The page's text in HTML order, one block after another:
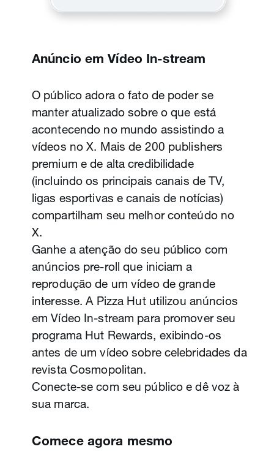
Anúncio em Vídeo In-stream
O público adora o fato de poder se
manter atualizado sobre o que está
acontecendo no mundo assistindo a
vídeos no X. Mais de 200 publishers
premium e de alta credibilidade
(incluindo os principais canais de TV,
ligas esportivas e canais de notícias)
compartilham seu melhor conteúdo no
X.
Ganhe a atenção do seu público com
anúncios pre-roll que iniciam a
reprodução de um vídeo de grande
interesse. A Pizza Hut utilizou anúncios
em Vídeo In-stream para promover seu
programa Hut Rewards, exibindo-os
antes de um vídeo sobre celebridades da
revista Cosmopolitan.
Conecte-se com seu público e dê voz à
sua marca.
Comece agora mesmo
Vídeo Promovido
Mantenha a fórmula simples. Um Vídeo
Promovido permite promover o vídeo da
conta de uma marca no X. Ele é
reproduzido automaticamente ao ser
exibido na timeline de um usuário. Por
exemplo, o Subway utilizou um Vídeo
Promovido para promover um de seus
wraps, investindo tanto em seu negócio
de sanduíches quanto em sua
criatividade de marketing em vídeo.
Vídeos Promovidos são nossa solução
de anúncios mais eficaz e impulsionam
as métricas e vendas de uma marca.
Confie nesse formato testado e
comprovado, ou vá além e utilize as
funções abaixo para atingir objetivos
específicos.
Entre em contato com um X Client
marca e lembrança da mensagem. Na
no que se refere a tempo de
seu primeiro First View para o
lançamento do Pay Back a Friend Day
("Dia de Pagar o que Deve ao seu
Amigo"), para celebrar a ação
#FriendsAgain ("Amigos Novamente"). A
ideia era que todos utilizassem o
aplicativo mobile do banco para efetuar
esses pagamentos.
Chame também a atenção dos
consumidores que provavelmente não
verão o anúncio na TV tradicional. Uma
marca veiculou uma campanha durante
um evento esportivo mundial e usou o
First View e os Assuntos Promovidos, e
identificou um alcance incremental de
22% no X, além dos resultados de sua
campanha na TV. Obtenha mais
visibilidade e cresça.
Comece agora mesmo